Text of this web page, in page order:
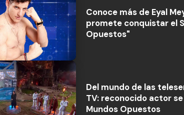
Conoce más de Eyal
promete conquistar el
Opuestos"
Del mundo de las
TV: reconocido actor
Mundos Opuestos